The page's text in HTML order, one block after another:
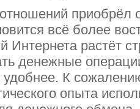
приобрёл
всё более
Интернета растёт
денежные
К
опыта